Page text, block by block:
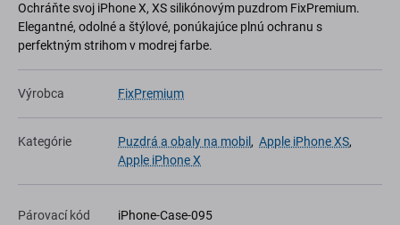
Ochráňte svoj iPhone X, XS silikónovým puzdrom FixPremium.
Elegantné, odolné a štýlové, ponúkajúce plnú ochranu s
perfektným strihom v modrej farbe.
Výrobca FixPremium
Kategórie Puzdrá a obaly na mobil , Apple iPhone XS,
Apple iPhone X
Párovací kód iPhone-Case-095